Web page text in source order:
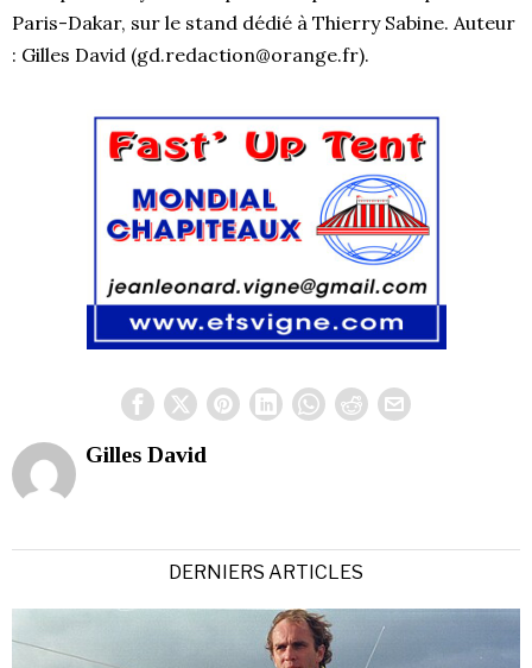
Paris-Dakar, sur le stand dédié à Thierry Sabine. Auteur
: Gilles David (gd.redaction@orange.fr).
Gilles David
DERNIERS ARTICLES